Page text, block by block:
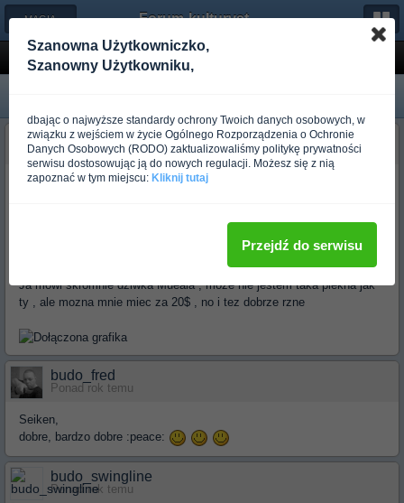
← MAGIA STALI Forum-kulturystyka.pl
MD i Mueala
budo_seiken
Ponad rok temu
Inspirowany testem Adama , podsuchawalem jak rozmawialy dziwki
ksztaly moj dotyk powoduje ze wielu factow ma orgazm , no i ajk rzne
Ja mowi skromnie dziwka Mueala , moze nie jestem taka piekna jak
ty , ale mozna mnie miec za 20$ , no i tez dobrze rzne
budo_fred
Ponad rok temu
Seiken,
dobre, bardzo dobre :peace:
budo_swingline
Ponad rok temu
Szanowna Użytkowniczko,
Szanowny Użytkowniku,
dbając o najwyższe standardy ochrony Twoich danych osobowych, w
związku z wejściem w życie Ogólnego Rozporządzenia o Ochronie
Danych Osobowych (RODO) zaktualizowaliśmy politykę prywatności
serwisu dostosowując ją do nowych regulacji. Możesz się z nią
zapoznać w tym miejscu: Kliknij tutaj
Przejdź do serwisu